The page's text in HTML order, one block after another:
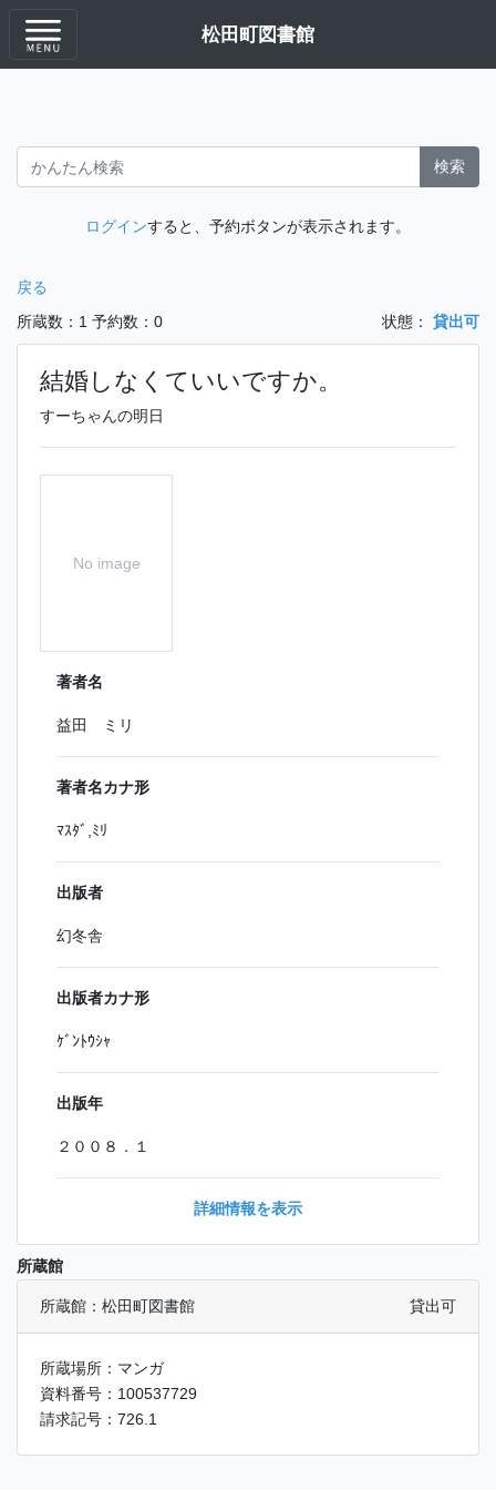
松田町図書館
検索
ログインすると、予約ボタンが表示されます。
戻る
所蔵数：1 予約数：0 状態： 貸出可
結婚しなくていいですか。
すーちゃんの明日
No image
著者名
益田 ミリ
著者名カナ形
ﾏｽﾀﾞ,ﾐﾘ
出版者
幻冬舎
出版者カナ形
ｹﾞﾝﾄｳｼｬ
出版年
２００８．１
詳細情報を表示
所蔵館
所蔵館：松田町図書館 貸出可
所蔵場所：マンガ
資料番号：100537729
請求記号：726.1